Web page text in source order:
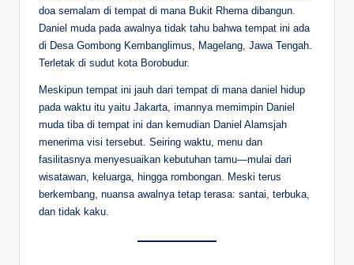
doa semalam di tempat di mana Bukit Rhema dibangun.
Daniel muda pada awalnya tidak tahu bahwa tempat ini ada
di Desa Gombong Kembanglimus, Magelang, Jawa Tengah.
Terletak di sudut kota Borobudur.
Meskipun tempat ini jauh dari tempat di mana daniel hidup
pada waktu itu yaitu Jakarta, imannya memimpin Daniel
muda tiba di tempat ini dan kemudian Daniel Alamsjah
menerima visi tersebut. Seiring waktu, menu dan
fasilitasnya menyesuaikan kebutuhan tamu—mulai dari
wisatawan, keluarga, hingga rombongan. Meski terus
berkembang, nuansa awalnya tetap terasa: santai, terbuka,
dan tidak kaku.